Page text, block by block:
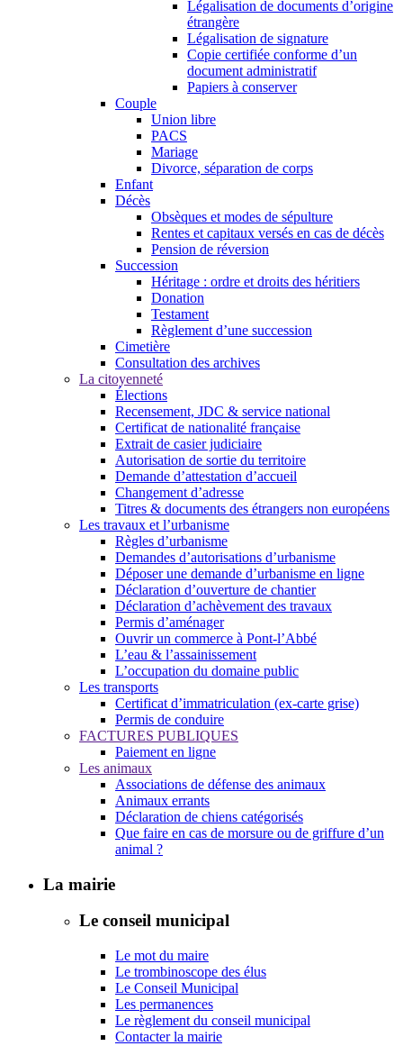
Légalisation de documents d’origine
étrangère
Légalisation de signature
Copie certifiée conforme d’un
document administratif
Papiers à conserver
Couple
Union libre
PACS
Mariage
Divorce, séparation de corps
Enfant
Décès
Obsèques et modes de sépulture
Rentes et capitaux versés en cas de décès
Pension de réversion
Succession
Héritage : ordre et droits des héritiers
Donation
Testament
Règlement d’une succession
Cimetière
Consultation des archives
La citoyenneté
Élections
Recensement, JDC & service national
Certificat de nationalité française
Extrait de casier judiciaire
Autorisation de sortie du territoire
Demande d’attestation d’accueil
Changement d’adresse
Titres & documents des étrangers non européens
Les travaux et l’urbanisme
Règles d’urbanisme
Demandes d’autorisations d’urbanisme
Déposer une demande d’urbanisme en ligne
Déclaration d’ouverture de chantier
Déclaration d’achèvement des travaux
Permis d’aménager
Ouvrir un commerce à Pont-l’Abbé
L’eau & l’assainissement
L’occupation du domaine public
Les transports
Certificat d’immatriculation (ex-carte grise)
Permis de conduire
FACTURES PUBLIQUES
Paiement en ligne
Les animaux
Associations de défense des animaux
Animaux errants
Déclaration de chiens catégorisés
Que faire en cas de morsure ou de griffure d’un
animal ?
La mairie
Le conseil municipal
Le mot du maire
Le trombinoscope des élus
Le Conseil Municipal
Les permanences
Le règlement du conseil municipal
Contacter la mairie